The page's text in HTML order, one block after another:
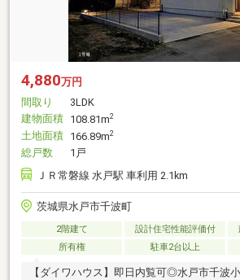
4,880万円
間取り
3LDK
建物面積 108.81m2
土地面積 166.89m2
総戸数
1戸
ＪＲ常磐線 水戸駅 車利用 2.1km
茨城県水戸市千波町
2階建て 設計住宅性能評価付
所有権
駐車2台以上
【ダイワハウス】即日内覧可◎水戸市千波